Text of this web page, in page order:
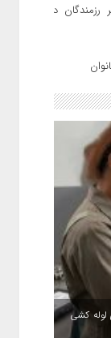
در
لوله کشی